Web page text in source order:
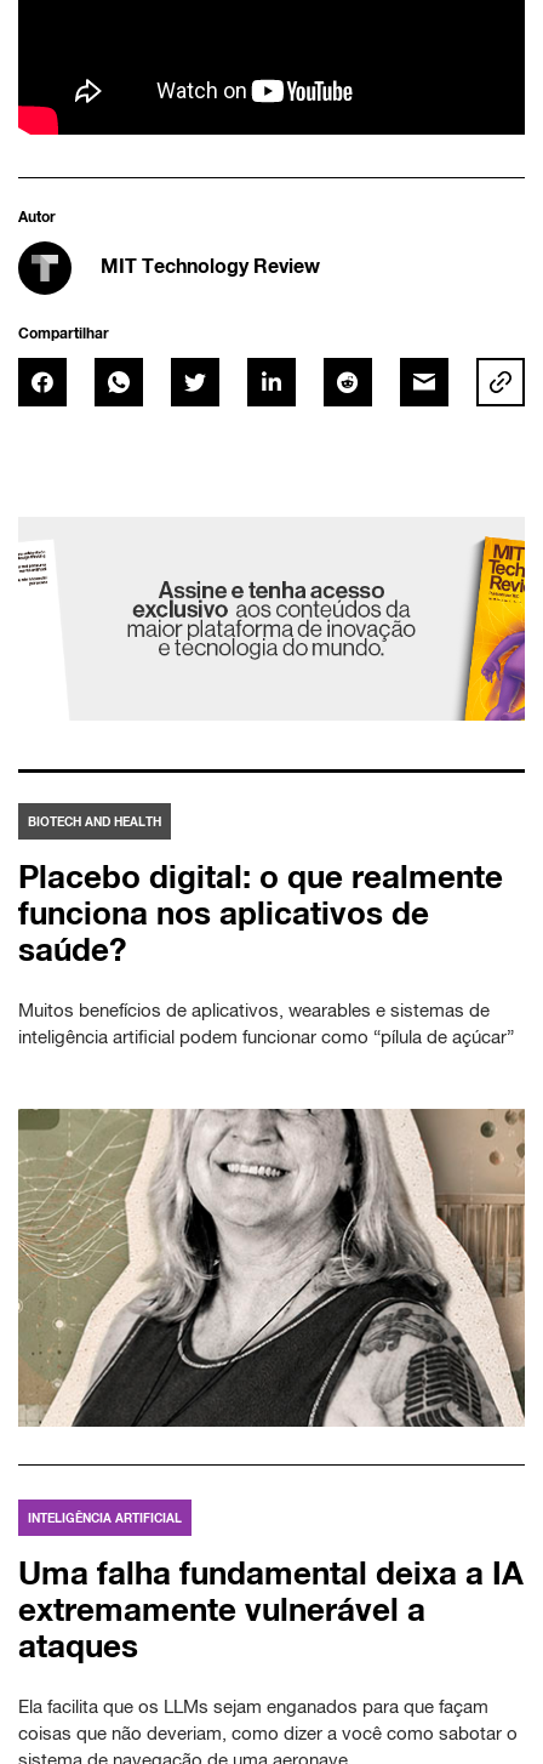
Autor
MIT Technology Review
Compartilhar
BIOTECH AND HEALTH
Placebo digital: o que realmente
funciona nos aplicativos de
saúde?
Muitos benefícios de aplicativos, wearables e sistemas de
inteligência artificial podem funcionar como “pílula de açúcar”
INTELIGÊNCIA ARTIFICIAL
Uma falha fundamental deixa a IA
extremamente vulnerável a
ataques
Ela facilita que os LLMs sejam enganados para que façam
coisas que não deveriam, como dizer a você como sabotar o
sistema de navegação de uma aeronave.